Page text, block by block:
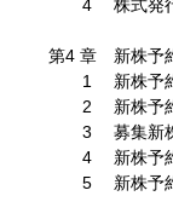
4 株式発行
第4 章 新株予
1 新株予約
2 新株予約
3 募集新株予
4 新株予約権
5 新株予約権